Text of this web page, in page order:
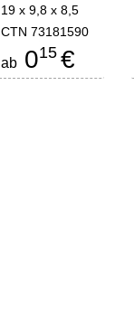
19 x 9,8 x 8,5
CTN 73181590
ab 015 €